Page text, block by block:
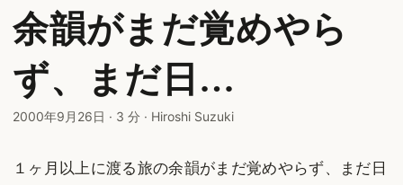
余韻がまだ覚めやら
ず、まだ日…
2000年9月26日 · 3 分 · Hiroshi Suzuki
１ヶ月以上に渡る旅の余韻がまだ覚めやらず、まだ日